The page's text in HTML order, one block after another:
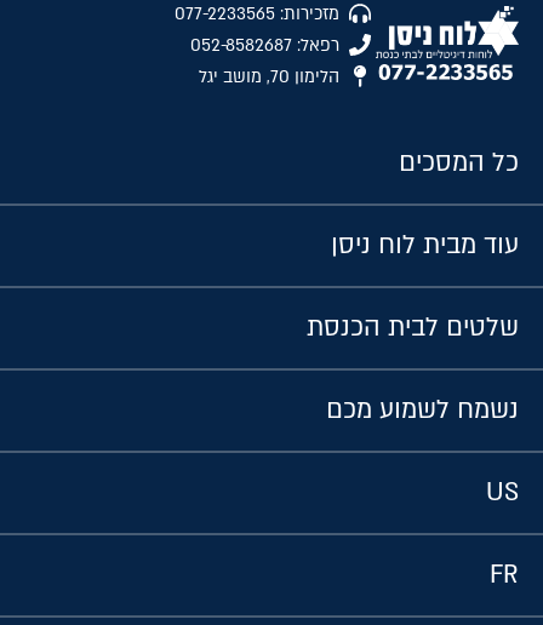
מזכירות: 077-2233565
רפאל: 052-8582687
הלימון 70, מושב יגל
כל המסכים
עוד מבית לוח ניסן
שלטים לבית הכנסת
נשמח לשמוע מכם
US
FR